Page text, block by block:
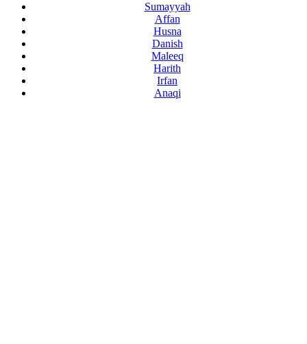
Sumayyah
Affan
Husna
Danish
Maleeq
Harith
Irfan
Anaqi